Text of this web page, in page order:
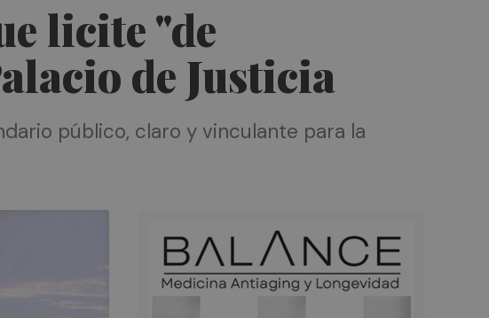
licite "de
de Justicia
público, claro y vinculante para la